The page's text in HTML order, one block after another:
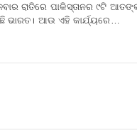
ରାତିରେ ପାକିସ୍ତାନର ୯ଟି
ଆଉ ଏହି କାର୍ଯ୍ୟରେ…